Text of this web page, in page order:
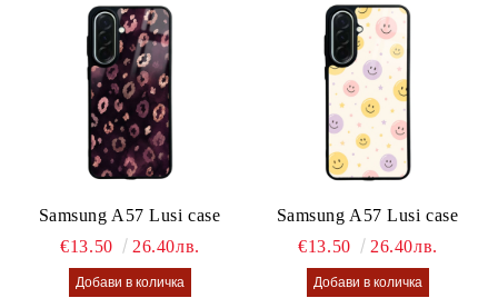
Samsung A57 Lusi case
€13.50
26.40лв.
Samsung A57 Lusi case
€13.50
26.40лв.